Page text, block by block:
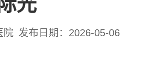
院 发布日期：2026-05-06